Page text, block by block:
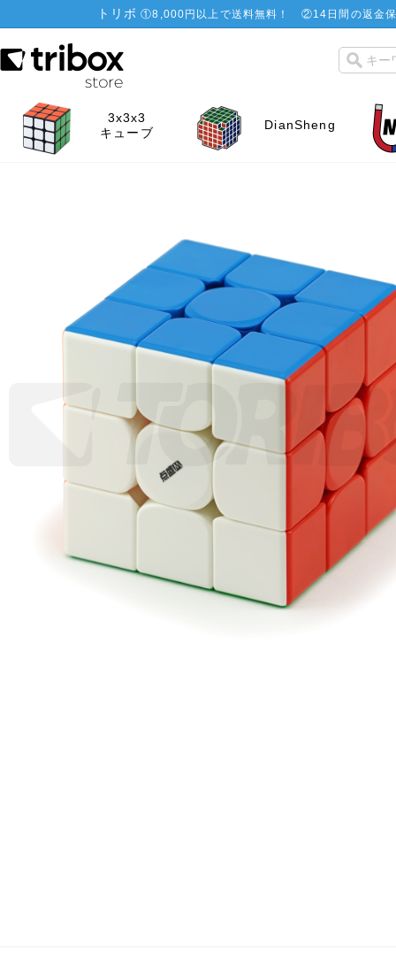
トリボ ①8,000円以上で送料無料！ ②14日間の返金
3x3x3
キューブ
DianSheng